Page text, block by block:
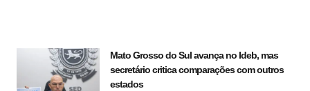
Mato Grosso do Sul avança no Ideb, mas
secretário critica comparações com outros
estados